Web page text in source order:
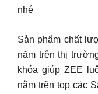
nhé
Sản phẩm chất
năm trên thị
khóa giúp ZEE
nằm trên top các